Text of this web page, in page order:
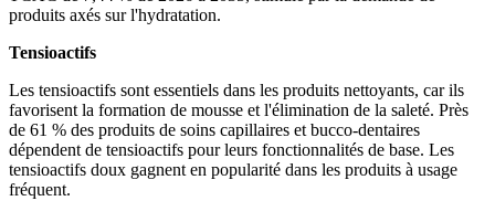
produits axés sur l'hydratation.
Tensioactifs
Les tensioactifs sont essentiels dans les produits nettoyants, car ils
favorisent la formation de mousse et l'élimination de la saleté. Près
de 61 % des produits de soins capillaires et bucco-dentaires
dépendent de tensioactifs pour leurs fonctionnalités de base. Les
tensioactifs doux gagnent en popularité dans les produits à usage
fréquent.